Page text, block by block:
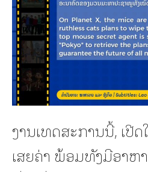
ງານເທດສະການນີ້, ເປີ
ເສຍຄ່າ ພ້ອມທັງມີອາຫ